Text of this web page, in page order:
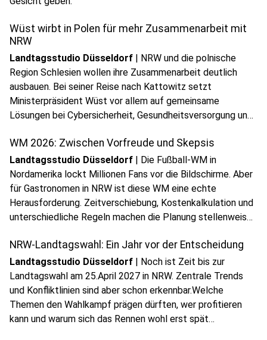
Wüst wirbt in Polen für mehr Zusammenarbeit mit
NRW
Landtagsstudio Düsseldorf | NRW und die polnische
Region Schlesien wollen ihre Zusammenarbeit deutlich
ausbauen. Bei seiner Reise nach Kattowitz setzt
Ministerpräsident Wüst vor allem auf gemeinsame
Lösungen bei Cybersicherheit, Gesundheitsversorgung und
play_circleAudio anhören
WM 2026: Zwischen Vorfreude und Skepsis
Landtagsstudio Düsseldorf | Die Fußball-WM in
Nordamerika lockt Millionen Fans vor die Bildschirme. Aber
für Gastronomen in NRW ist diese WM eine echte
Herausforderung. Zeitverschiebung, Kostenkalkulation und
unterschiedliche Regeln machen die Planung stellenweise
NRW-Landtagswahl: Ein Jahr vor der Entscheidung
Landtagsstudio Düsseldorf | Noch ist Zeit bis zur
Landtagswahl am 25.April 2027 in NRW. Zentrale Trends
und Konfliktlinien sind aber schon erkennbar.Welche
Themen den Wahlkampf prägen dürften, wer profitieren
kann und warum sich das Rennen wohl erst spät
play_circleAudio anhören